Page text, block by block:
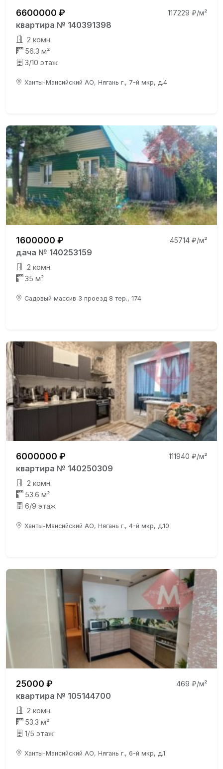
6600000 ₽ 117229 ₽/м²
квартира № 140391398
2 комн.
56.3 м²
3/10 этаж
Ханты-Мансийский АО, Нягань г., 7-й мкр, д.4
1600000 ₽ 45714 ₽/м²
дача № 140253159
2 комн.
35 м²
Садовый массив 3 проезд 8 тер., 174
6000000 ₽ 111940 ₽/м²
квартира № 140250309
2 комн.
53.6 м²
6/9 этаж
Ханты-Мансийский АО, Нягань г., 4-й мкр, д.10
25000 ₽ 469 ₽/м²
квартира № 105144700
2 комн.
53.3 м²
1/5 этаж
Ханты-Мансийский АО, Нягань г., 6-й мкр, д.1